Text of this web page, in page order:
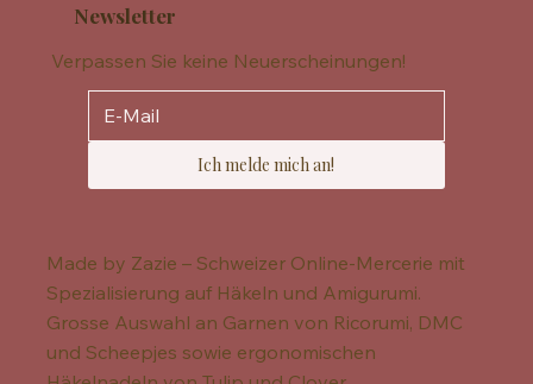
Newsletter
Verpassen Sie keine Neuerscheinungen!
Ich melde mich an!
Made by Zazie – Schweizer Online-Mercerie mit
Spezialisierung auf Häkeln und Amigurumi.
Grosse Auswahl an Garnen von Ricorumi, DMC
und Scheepjes sowie ergonomischen